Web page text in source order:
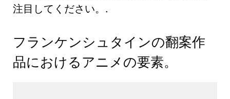
注目してください。.
フランケンシュタインの翻案作
品におけるアニメの要素。